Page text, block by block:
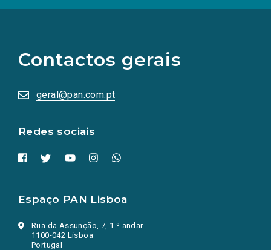
Contactos gerais
geral@pan.com.pt
Redes sociais
redes
sociais
numa
nova
Espaço PAN Lisboa
Rua da Assunção, 7, 1.º andar
1100-042 Lisboa
Portugal